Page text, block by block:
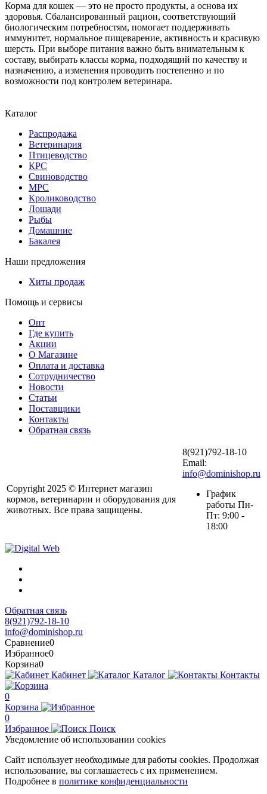
Корма для кошек — это не просто продукты, а основа их
здоровья. Сбалансированный рацион, соответствующий
биологическим потребностям, помогает поддерживать
иммунитет, нормальное пищеварение, активность и красивую
шерсть. При выборе питания важно быть внимательным к
составу, выбирать классы корма, подходящий по качеству и
назначению, а изменения проводить постепенно и по
возможности под контролем ветеринара.
Каталог
Распродажа
Ветеринария
Птицеводство
КРС
Свиноводство
МРС
Кролиководство
Лошади
Рыбы
Домашние
Бакалея
Наши предложения
Хиты продаж
Помощь и сервисы
Опт
Где купить
Акции
О Магазине
Оплата и доставка
Сотрудничество
Новости
Статьи
Поставщики
Контакты
Обратная связь
Copyright 2025 © Интернет магазин
кормов, ветеринарии и оборудования для
животных. Все права защищены.
8(921)792-18-10
Email:
info@dominishop.ru
График
работы Пн-
Пт: 9:00 -
18:00
Обратная связь
8(921)792-18-10
info@dominishop.ru
Сравнение0
Избранное0
Корзина0
Кабинет
Каталог Контакты
0
Корзина
0
Избранное
Поиск
Уведомление об использовании cookies
Сайт использует необходимые для работы cookies. Продолжая
использование, вы соглашаетесь с их применением.
Подробнее в политике конфиденциальности